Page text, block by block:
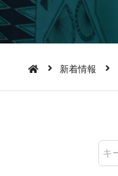
新着情報